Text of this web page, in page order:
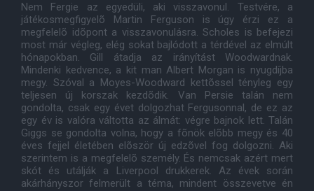
Nem Fergie az egyedüli, aki visszavonul. Testvére, a
játékosmegfigyelõ Martin Ferguson is úgy érzi ez a
megfelelõ idõpont a visszavonulásra. Scholes is befejezi
most már végleg, elég sokat bajlódott a térdével az elmúlt
hónapokban. Gill átadja az irányítást Woodwardnak.
Mindenki kedvence, a kit man Albert Morgan is nyugdíjba
megy. Szóval a Moyes-Woodward kettõssel tényleg egy
teljesen új korszak kezdõdik. Van Persie talán nem
gondolta, csak egy évet dolgozhat Fergusonnal, de ez az
egy év is valóra váltotta az álmát: végre bajnok lett. Talán
Giggs se gondolta volna, hogy a fõnök elõbb megy és 40
éves fejjel életében elõször új edzõvel fog dolgozni. Aki
szerintem is a megfelelõ személy. És nemcsak azért mert
skót és utálják a Liverpool drukkerek. Az évek során
akárhányszor felmerült a téma, mindent összevetve én